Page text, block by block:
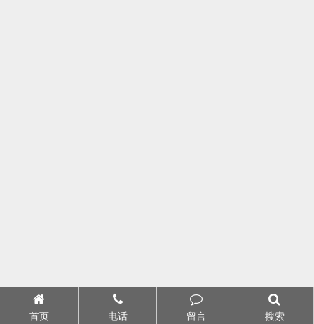
首页 电话 留言 搜索